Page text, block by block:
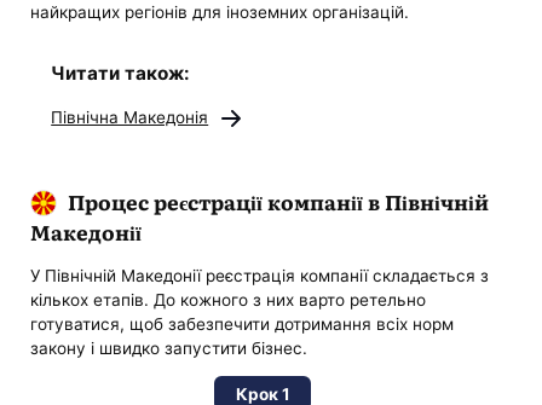
найкращих регіонів для іноземних організацій.
Читати також:
Північна Македонія
Процес реєстрації компанії в Північній
Македонії
У Північній Македонії реєстрація компанії складається з
кількох етапів. До кожного з них варто ретельно
готуватися, щоб забезпечити дотримання всіх норм
закону і швидко запустити бізнес.
Крок 1